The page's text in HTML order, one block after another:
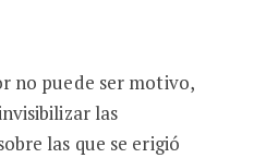
no puede ser motivo,
las
las que se erigió